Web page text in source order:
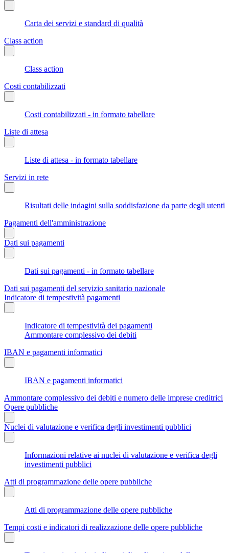
Carta dei servizi e standard di qualità
Class action
Class action
Costi contabilizzati
Costi contabilizzati - in formato tabellare
Liste di attesa
Liste di attesa - in formato tabellare
Servizi in rete
Risultati delle indagini sulla soddisfazione da parte degli utenti
Pagamenti dell'amministrazione
Dati sui pagamenti
Dati sui pagamenti - in formato tabellare
Dati sui pagamenti del servizio sanitario nazionale
Indicatore di tempestività pagamenti
Indicatore di tempestività dei pagamenti
Ammontare complessivo dei debiti
IBAN e pagamenti informatici
IBAN e pagamenti informatici
Ammontare complessivo dei debiti e numero delle imprese creditrici
Opere pubbliche
Nuclei di valutazione e verifica degli investimenti pubblici
Informazioni relative ai nuclei di valutazione e verifica degli
investimenti pubblici
Atti di programmazione delle opere pubbliche
Atti di programmazione delle opere pubbliche
Tempi costi e indicatori di realizzazione delle opere pubbliche